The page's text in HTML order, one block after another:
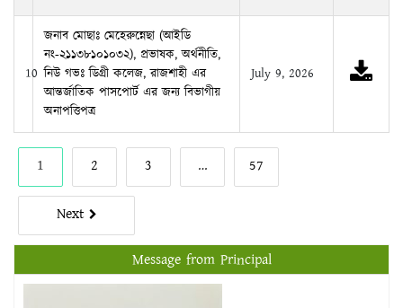
আন্তর্জাতিক পাসপোর্ট এর জন্য বিভাগীয়
অনাপত্তিপত্র
2 3 …
Next
Message from Principal